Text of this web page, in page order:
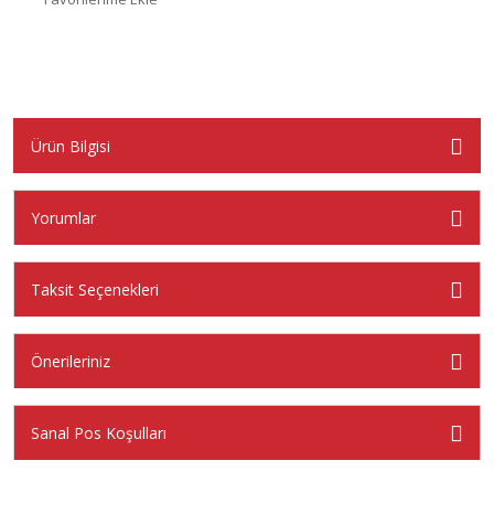
Ürün Bilgisi
Yorumlar
Taksit Seçenekleri
Önerileriniz
Sanal Pos Koşulları